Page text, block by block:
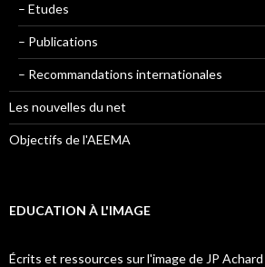
– Etudes
– Publications
– Recommandations internationales
Les nouvelles du net
Objectifs de l'AEEMA
EDUCATION À L'IMAGE
Écrits et ressources sur l'image de JP Achard